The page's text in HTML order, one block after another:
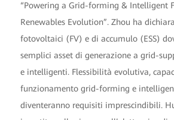
“Powering a Grid-forming & Intelligent
Renewables Evolution”. Zhou ha
fotovoltaici (FV) e di accumulo (ESS)
semplici asset di generazione a grid-
e intelligenti. Flessibilità evolutiva,
funzionamento grid-forming e
diventeranno requisiti imprescindibili.